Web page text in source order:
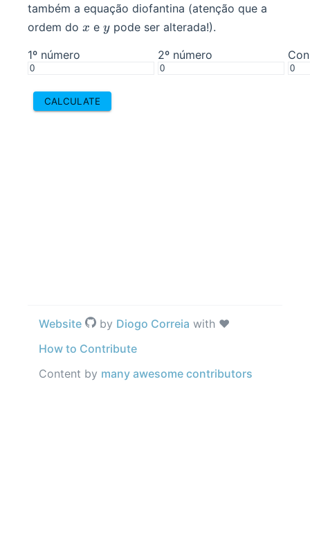
também a equação diofantina (atenção que a
ordem do x
x e y
ypode ser alterada!).
1º número 2º número
CALCULATE
Website by Diogo Correia with ❤️
How to Contribute
Content by many awesome contributors